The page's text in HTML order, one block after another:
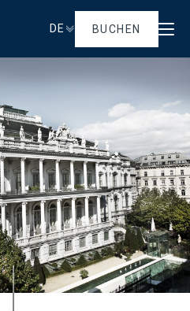
DE BUCHEN